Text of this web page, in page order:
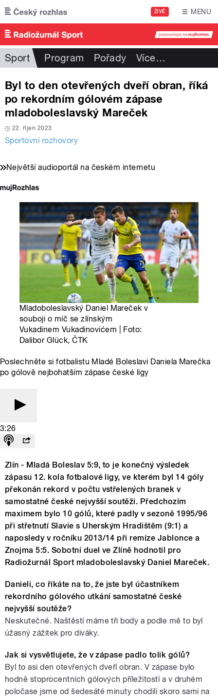
Přejít k hlavnímu obsahu
ŽIVĚ MENU
Sport Program Pořady Více…
Byl to den otevřených dveří obran, říká
po rekordním gólovém zápase
mladoboleslavský Mareček
22. říjen 2023
Sportovní rozhovory
Největší audioportál na českém internetu
Mladoboleslavský Daniel Mareček v
souboji o míč se zlínským
Vukadinem Vukadinovićem | Foto:
Dalibor Glück, ČTK
Poslechněte si fotbalistu Mladé Boleslavi Daniela Marečka
po gólově nejbohatším zápase české ligy
3:26
Zlín - Mladá Boleslav 5:9, to je konečný výsledek
zápasu 12. kola fotbalové ligy, ve kterém byl 14 góly
překonán rekord v počtu vstřelených branek v
samostatné české nejvyšší soutěži. Předchozím
maximem bylo 10 gólů, které padly v sezoně 1995/96
při střetnutí Slavie s Uherským Hradištěm (9:1) a
naposledy v ročníku 2013/14 při remíze Jablonce a
Znojma 5:5. Sobotní duel ve Zlíně hodnotil pro
Radiožurnál Sport mladoboleslavský Daniel Mareček.
Danieli, co říkáte na to, že jste byl účastníkem
rekordního gólového utkání samostatné české
nejvyšší soutěže?
Neskutečné. Naštěstí máme tři body a podle mě to byl
úžasný zážitek pro diváky.
Jak si vysvětlujete, že v zápase padlo tolik gólů?
Byl to asi den otevřených dveří obran. V zápase bylo
hodně stoprocentních gólových příležitostí a v druhém
poločase jsme od šedesáté minuty chodili skoro sami na